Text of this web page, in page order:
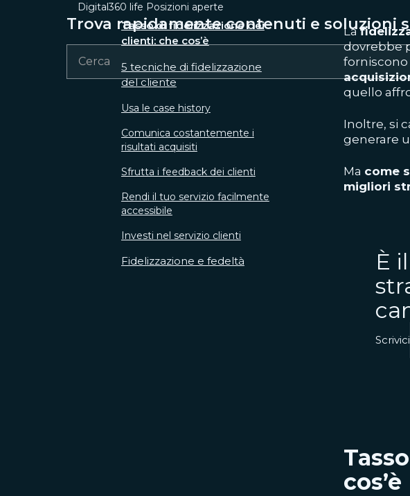
Digital360 life Posizioni aperte
Trova rapidamente contenuti e soluzioni
Tasso di fidelizzazione dei
clienti: che cos’è
5 tecniche di fidelizzazione
del cliente
Usa le case history
Comunica costantemente i
risultati acquisiti
Sfrutta i feedback dei clienti
Rendi il tuo servizio facilmente
accessibile
Investi nel servizio clienti
Fidelizzazione e fedeltà
La
dovrebbe
forniscono
quello
Inoltre, si
generare
Ma come
migliori
È
Scrivici
cos’è